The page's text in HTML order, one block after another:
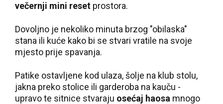
večernji mini reset prostora.
Dovoljno je nekoliko minuta brzog "obilaska"
stana ili kuće kako bi se stvari vratile na svoje
mjesto prije spavanja.
Patike ostavljene kod ulaza, šolje na klub stolu,
jakna preko stolice ili garderoba na kauču -
upravo te sitnice stvaraju osećaj haosa mnogo